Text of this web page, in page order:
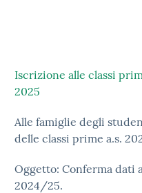
Iscrizione alle classi
2025
Alle famiglie degli
delle classi prime a.s.
Oggetto: Conferma dati
2024/25.